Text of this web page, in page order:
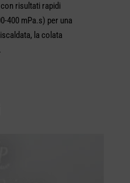
risultati rapidi
400 mPa.s) per una
la colata